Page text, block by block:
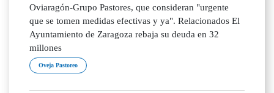
Oviaragón-Grupo Pastores, que consideran "urgente
que se tomen medidas efectivas y ya". Relacionados El
Ayuntamiento de Zaragoza rebaja su deuda en 32
millones
Oveja Pastoreo